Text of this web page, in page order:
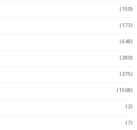
(150)
(173)
(648)
(280)
(275)
(1508)
(2)
(7)